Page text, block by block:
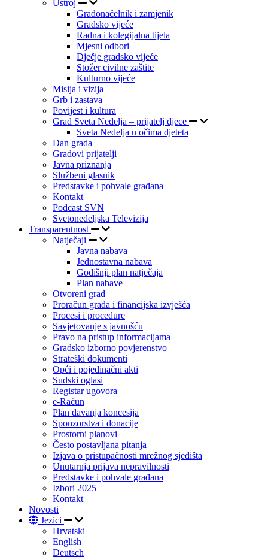
Ustroj
Gradonačelnik i zamjenik
Gradsko vijeće
Radna i kolegijalna tijela
Mjesni odbori
Dječje gradsko vijeće
Stožer civilne zaštite
Kulturno vijeće
Misija i vizija
Grb i zastava
Povijest i kultura
Grad Sveta Nedelja – prijatelj djece
Sveta Nedelja u očima djeteta
Dan grada
Gradovi prijatelji
Javna priznanja
Službeni glasnik
Predstavke i pohvale građana
Kontakt
Podcast SVN
Svetonedeljska Televizija
Transparentnost
Natječaji
Javna nabava
Jednostavna nabava
Godišnji plan natječaja
Plan nabave
Otvoreni grad
Proračun grada i financijska izvješća
Procesi i procedure
Savjetovanje s javnošću
Pravo na pristup informacijama
Gradsko izborno povjerenstvo
Strateški dokumenti
Opći i pojedinačni akti
Sudski oglasi
Registar ugovora
e-Račun
Plan davanja koncesija
Sponzorstva i donacije
Prostorni planovi
Često postavljana pitanja
Izjava o pristupačnosti mrežnog sjedišta
Unutarnja prijava nepravilnosti
Predstavke i pohvale građana
Izbori 2025
Kontakt
Novosti
Jezici
Hrvatski
English
Deutsch